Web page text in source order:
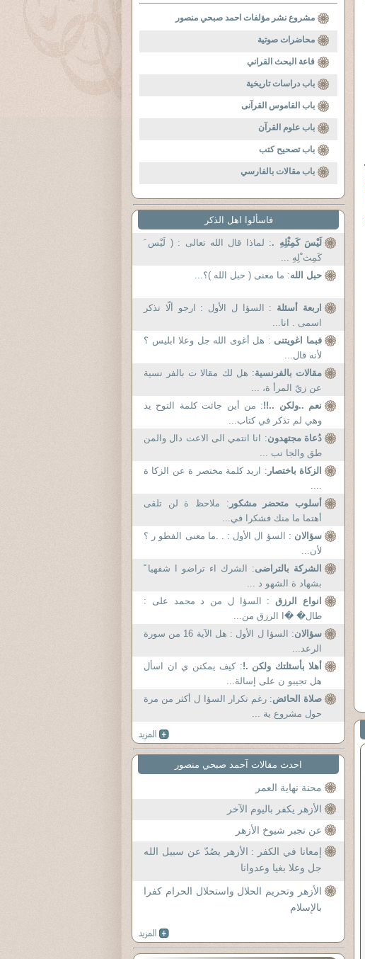
مشروع نشر مؤلفات احمد صبحي منصور
محاضرات صوتية
قاعة البحث القراني
باب دراسات تاريخية
باب القاموس القرآنى
باب علوم القرآن
باب تصحيح كتب
باب مقالات بالفارسي
فاسألوا اهل الذكر
لَيْسَ كَمِثْلِهِ .: لماذا قال الله تعالى : ( لَيْس َ
كَمِث ْلِهِ ...
حبل الله: ما معنى ( حبل الله )؟...
اربعة أسئلة : السؤا ل الأول : ارجو ألّا تذكر
اسمى . انا...
فبما اغويتنى : هل أغوى الله جل وعلا ابليس ؟
لأنه قال...
مقالات بالفرنسية: هل لك مقالا ت بالفر نسية
عن زيّ المرأ ة، ...
نعم ..ولكن ..!!: من أين جائت كلمة التوح يد
وهي لم تذكر في كتاب...
دُعاة مجتهدون: انا انتمي الى الاعت دال والمن
طق والجا نب ...
الزكاة باختصار : اريد كلمة مختصر ة عن الزكا ة
....
أسلوب متحضر مشكور : ملاحظ ة لن تلقى
أهتما ما منك فشكرا في...
سؤالان : السؤ ال الأول : . .ما معنى الفطو ر ؟
لأن...
الشركة بالتراضى: الشرك اء تراضو ا شفهيا ً
بشهاد ة الشهو د ...
انواع الرزق : السؤا ل من د محمد على :
طال� �ا الرزق من...
سؤالان
: السؤا ل الأول : هل الآية 16 من سورة
الرعد...
أهلا بأسئلتك ولكن .!: كيف يمكنن ي ان اسأل
هل تجيبو ن على إسالة...
صلاة الحائض: رغم تكرار السؤا ل أكثر من مرة
حول مشروع ية ...
احدث مقالات آحمد صبحي منصور
محنة نهاية العمر
الأزهر يكفر باليوم الآخر
عن تجبر شيوخ الأزهر
إمعانا في الكفر : الأزهر يصُدّ عن سبيل الله
جل وعلا بغيا وعدوانا
الأزهر وتحريم الحلال واستحلال الحرام كفرا
بالإسلام